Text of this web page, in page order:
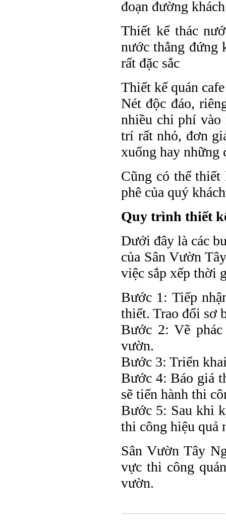
đoạn đường
Thiết kế thác
nước thẳng đứng
rất đặc sắc
Thiết kế quán
Nét độc đáo,
nhiều chi phí vào
trí rất nhỏ, đơn
xuống hay
Cũng có thể thiết
phê của quý khách
Quy trình thiết
Dưới đây là các
của Sân Vườn
việc sắp xếp thời
Bước 1: Tiếp
thiết. Trao đổi sơ
Bước 2: Vẽ
vườn.
Bước 3: Triển
Bước 4: Báo giá
sẽ tiến hành thi
Bước 5: Sau khi
thi công hiệu quả
Sân Vườn Tây
vực thi công
vườn.